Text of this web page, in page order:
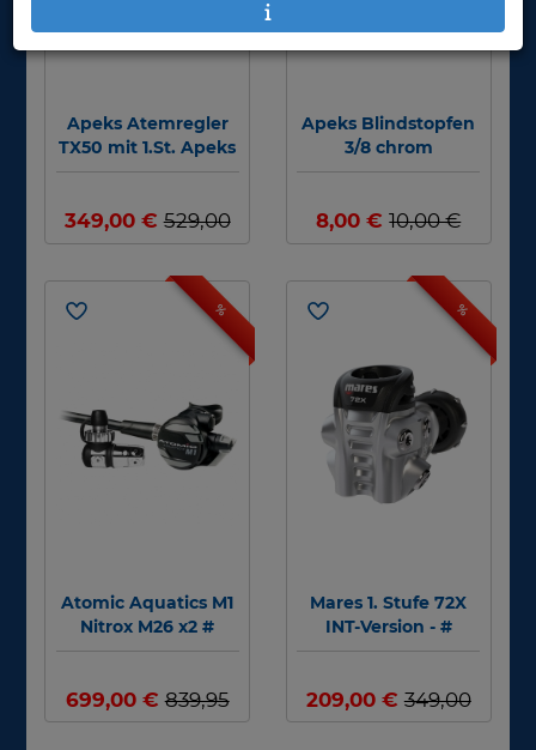
Apeks Atemregler
TX50 mit 1.St. Apeks
DST - 100cm
349,00 €529,00
€
Apeks Blindstopfen
3/8 chrom
T20/TX40/TX50/FSR
8,00 €10,00 €
%
Atomic Aquatics M1
Nitrox M26 x2 #
699,00 €839,95
€
%
Mares 1. Stufe 72X
INT-Version - #
209,00 €349,00
€